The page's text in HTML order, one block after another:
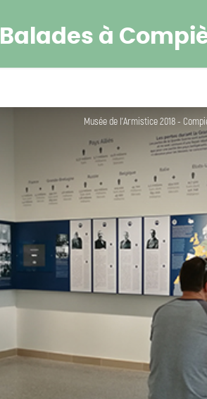
Balades à
Musée de l'Armistice 2018 -